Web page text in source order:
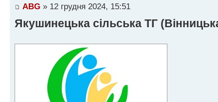
ABG » 12 грудня 2024, 15:51
Якушинецька сільська ТГ